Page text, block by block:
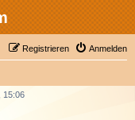
Anmelden
Registrieren
15:06